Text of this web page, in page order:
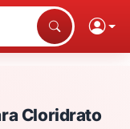
para
Cloridrato